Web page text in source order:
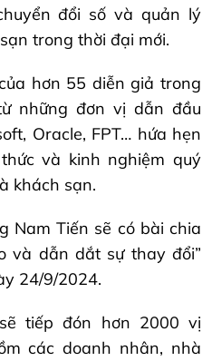
đổi số và quản lý
trong thời đại mới.
hơn 55 diễn giả trong
những đơn vị dẫn đầu
Oracle, FPT… hứa hẹn
và kinh nghiệm quý
khách sạn.
Nam Tiến sẽ có bài chia
và dẫn dắt sự thay đổi”
24/9/2024.
tiếp đón hơn 2000 vị
các doanh nhân, nhà